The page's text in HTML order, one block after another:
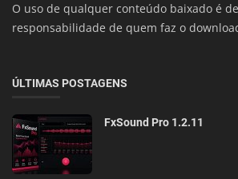
O uso de qualquer conteúdo baixado é
responsabilidade de quem faz o
ÚLTIMAS POSTAGENS
FxSound Pro 1.2.11